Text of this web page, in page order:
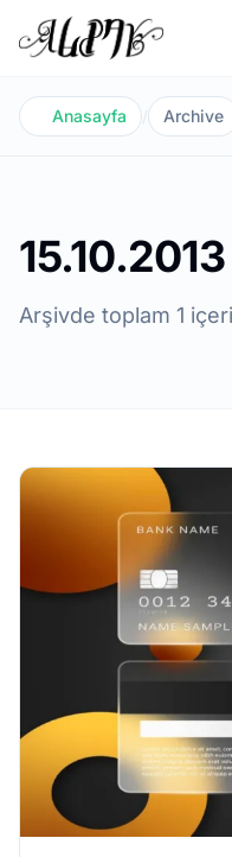
Anasayfa / Archive
Arşivde toplam 1